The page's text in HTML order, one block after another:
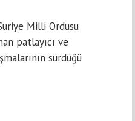
Milli Ordusu
patlayıcı ve
sürdüğü